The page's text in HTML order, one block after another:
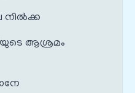
നിൽക്ക
ആശ്രമം